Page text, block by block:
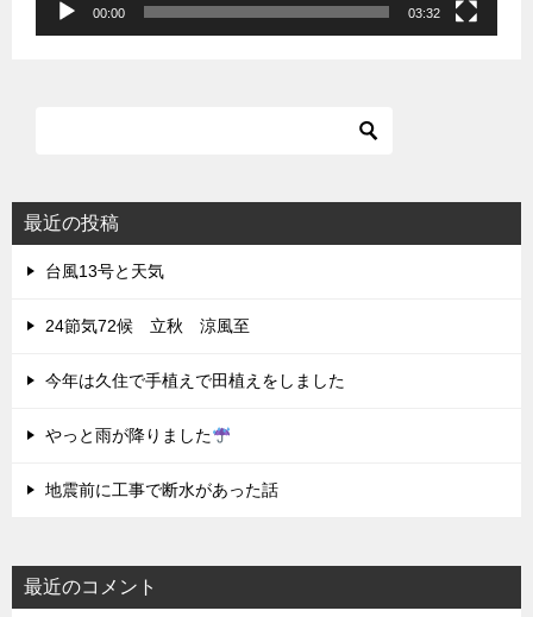
00:00 03:32
最近の投稿
台風13号と天気
24節気72候 立秋 涼風至
今年は久住で手植えで田植えをしました
やっと雨が降りました
地震前に工事で断水があった話
最近のコメント